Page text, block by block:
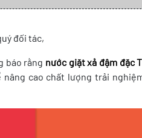
đối tác,
báo rằng nước giặt xả đậm đặc
cao chất lượng trải